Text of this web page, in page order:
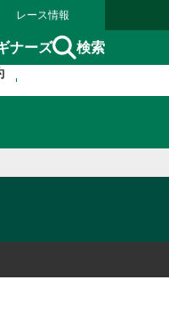
レース情報
ナーズ 検索